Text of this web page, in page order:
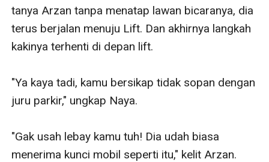
tanya Arzan tanpa menatap lawan bicaranya, dia
terus berjalan menuju Lift. Dan akhirnya langkah
kakinya terhenti di depan lift.
"Ya kaya tadi, kamu bersikap tidak sopan dengan
juru parkir," ungkap Naya.
"Gak usah lebay kamu tuh! Dia udah biasa
menerima kunci mobil seperti itu," kelit Arzan.